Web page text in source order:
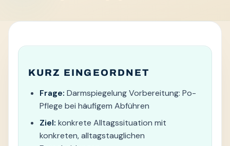
KURZ EINGEORDNET
Frage: Darmspiegelung Vorbereitung: Po-
Pflege bei häufigem Abführen
Ziel: konkrete Alltagssituation mit
konkreten, alltagstauglichen